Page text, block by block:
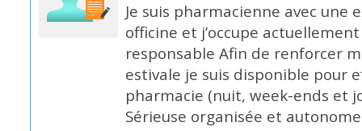
Je suis pharmacienne avec
officine et j’occupe
responsable Afin de renforcer
estivale je suis disponible pour
pharmacie (nuit, week-ends et
Sérieuse organisée et